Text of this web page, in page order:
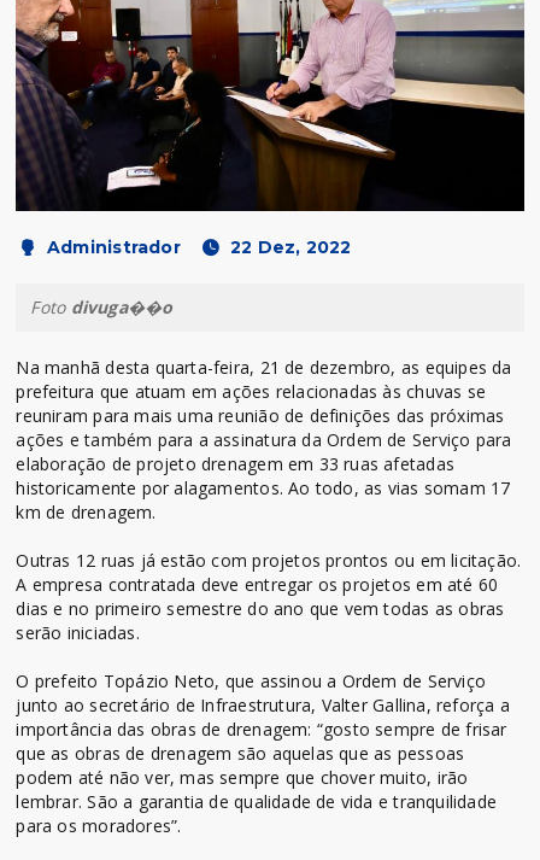
Administrador 22 Dez, 2022
Foto divuga��o
Na manhã desta quarta-feira, 21 de dezembro, as equipes da
prefeitura que atuam em ações relacionadas às chuvas se
reuniram para mais uma reunião de definições das próximas
ações e também para a assinatura da Ordem de Serviço para
elaboração de projeto drenagem em 33 ruas afetadas
historicamente por alagamentos. Ao todo, as vias somam 17
km de drenagem.
Outras 12 ruas já estão com projetos prontos ou em licitação.
A empresa contratada deve entregar os projetos em até 60
dias e no primeiro semestre do ano que vem todas as obras
serão iniciadas.
O prefeito Topázio Neto, que assinou a Ordem de Serviço
junto ao secretário de Infraestrutura, Valter Gallina, reforça a
importância das obras de drenagem: “gosto sempre de frisar
que as obras de drenagem são aquelas que as pessoas
podem até não ver, mas sempre que chover muito, irão
lembrar. São a garantia de qualidade de vida e tranquilidade
para os moradores”.